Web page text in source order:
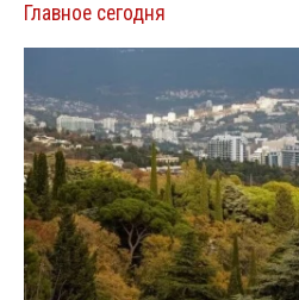
Главное сегодня